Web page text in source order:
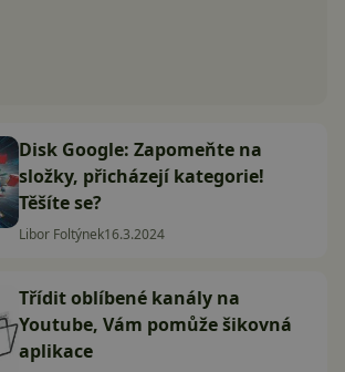
Disk Google: Zapomeňte na
složky, přicházejí kategorie!
Těšíte se?
Libor Foltýnek16.3.2024
Třídit oblíbené kanály na
Youtube, Vám pomůže šikovná
aplikace